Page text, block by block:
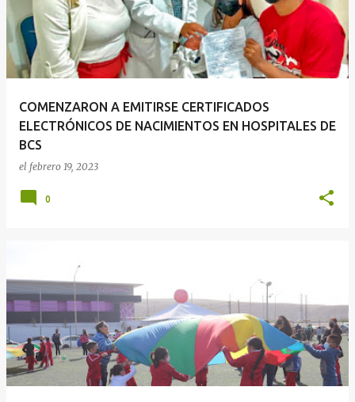
COMENZARON A EMITIRSE CERTIFICADOS
ELECTRÓNICOS DE NACIMIENTOS EN HOSPITALES DE
BCS
el febrero 19, 2023
0